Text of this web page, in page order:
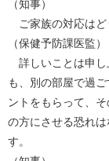
（知事）
ご家族の対応はど
（保健予防課医監）
詳しいことは申し
も、別の部屋で過
ントをもらって、
の方にさせる恐れ
す。